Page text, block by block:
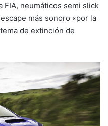
FIA, neumáticos semi slick
más sonoro «por la
de extinción de